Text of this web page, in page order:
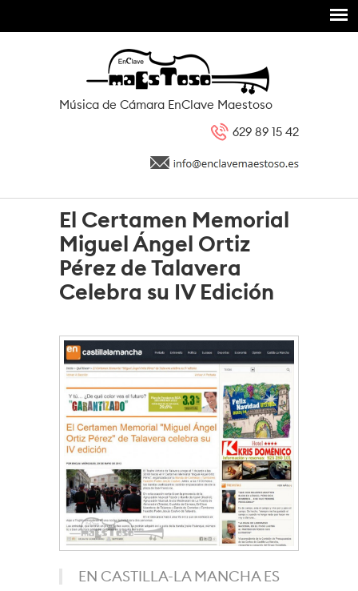
Música de Cámara EnClave Maestoso
629 89 15 42
El Certamen Memorial
Miguel Ángel Ortiz
Pérez de Talavera
Celebra su IV Edición
EN CASTILLA-LA MANCHA ES